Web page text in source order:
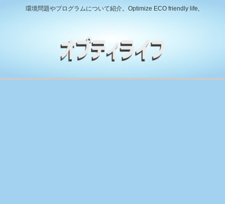
環境問題やプログラムについて紹介。Optimize ECO friendly life,